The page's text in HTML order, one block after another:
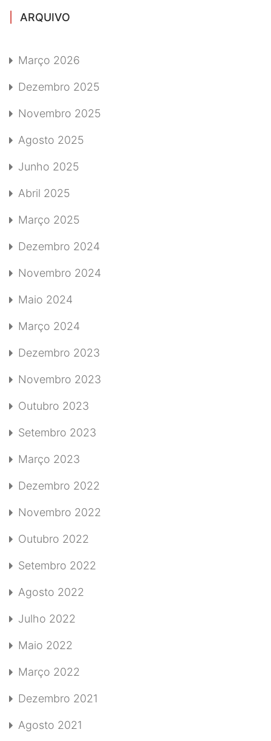
ARQUIVO
Março 2026
Dezembro 2025
Novembro 2025
Agosto 2025
Junho 2025
Abril 2025
Março 2025
Dezembro 2024
Novembro 2024
Maio 2024
Março 2024
Dezembro 2023
Novembro 2023
Outubro 2023
Setembro 2023
Março 2023
Dezembro 2022
Novembro 2022
Outubro 2022
Setembro 2022
Agosto 2022
Julho 2022
Maio 2022
Março 2022
Dezembro 2021
Agosto 2021